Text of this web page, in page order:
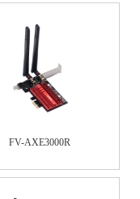
FV-AXE3000R